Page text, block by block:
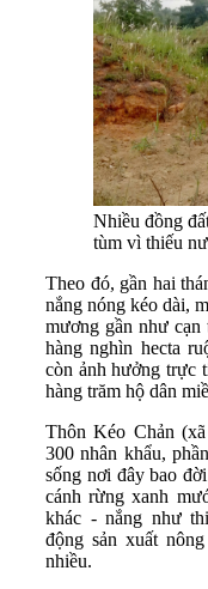
Nhiều đồng
tùm vì thiếu
Theo đó, gần hai
nắng nóng kéo dài,
mương gần như
hàng nghìn hecta
còn ảnh hưởng trực
hàng trăm hộ dân
Thôn Kéo Chản
300 nhân khẩu,
sống nơi đây bao
cánh rừng xanh
khác - nắng như
động sản xuất
nhiều.